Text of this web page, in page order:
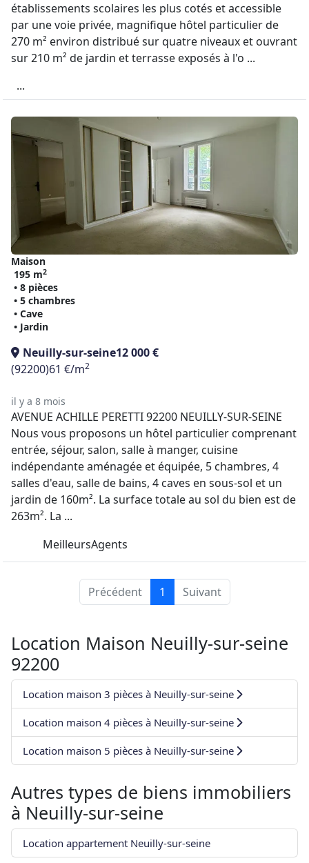
établissements scolaires les plus cotés et accessible
par une voie privée, magnifique hôtel particulier de
270 m² environ distribué sur quatre niveaux et ouvrant
sur 210 m² de jardin et terrasse exposés à l'o ...
...
Maison
195 m2
• 8 pièces
• 5 chambres
• Cave
• Jardin
Neuilly-sur-seine12 000 €
(92200)61 €/m2
il y a 8 mois
AVENUE ACHILLE PERETTI 92200 NEUILLY-SUR-SEINE
Nous vous proposons un hôtel particulier comprenant
entrée, séjour, salon, salle à manger, cuisine
indépendante aménagée et équipée, 5 chambres, 4
salles d'eau, salle de bains, 4 caves en sous-sol et un
jardin de 160m². La surface totale au sol du bien est de
263m². La ...
MeilleursAgents
Précédent 1 Suivant
Location Maison Neuilly-sur-seine
92200
Location maison 3 pièces à Neuilly-sur-seine
Location maison 4 pièces à Neuilly-sur-seine
Location maison 5 pièces à Neuilly-sur-seine
Autres types de biens immobiliers
à Neuilly-sur-seine
Location appartement Neuilly-sur-seine